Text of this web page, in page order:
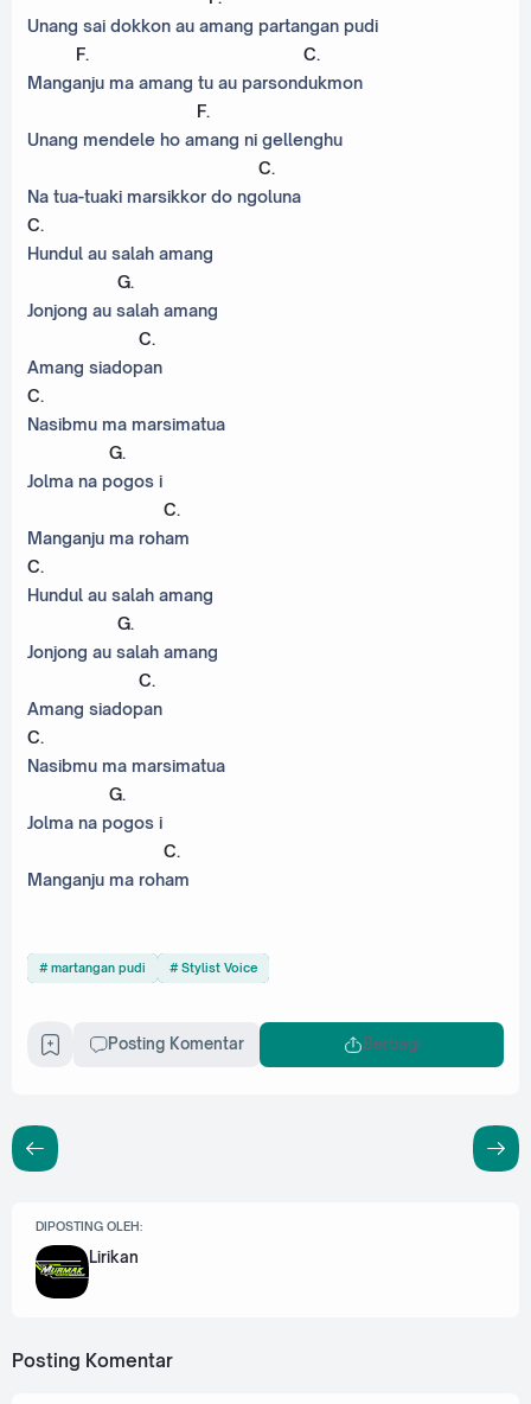
Unang sai dokkon au amang partangan pudi
F. C.
Manganju ma amang tu au parsondukmon
F.
Unang mendele ho amang ni gellenghu
C.
Na tua-tuaki marsikkor do ngoluna
C.
Hundul au salah amang
G.
Jonjong au salah amang
C.
Amang siadopan
C.
Nasibmu ma marsimatua
G.
Jolma na pogos i
C.
Manganju ma roham
C.
Hundul au salah amang
G.
Jonjong au salah amang
C.
Amang siadopan
C.
Nasibmu ma marsimatua
G.
Jolma na pogos i
C.
Manganju ma roham
martangan pudi Stylist Voice
Posting Komentar Berbagi
DIPOSTING OLEH:
Lirikan
Posting Komentar